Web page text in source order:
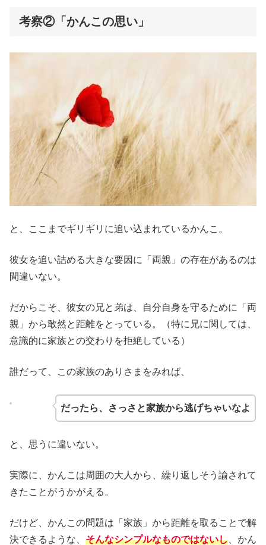
考察②「かんこの思い」
と、ここまでギリギリに追い込まれているかんこ。
彼女を追い詰める大きな要因に「両親」の存在があるのは
間違いない。
だからこそ、彼女の兄と弟は、自分自身を守るために「両
親」から敢然と距離をとっている。（特に兄に関しては、
意識的に家族との交わりを拒絶している）
誰だって、この家族のありさまをみれば、
だったら、さっさと家族から逃げちゃいなよ
と、思うに違いない。
実際に、かんこは周囲の大人から、繰り返しそう諭されて
きたことがうかがえる。
だけど、かんこの問題は「家族」から距離を取ることで解
決できるような、 そんなシンプルなものではないし 、かん